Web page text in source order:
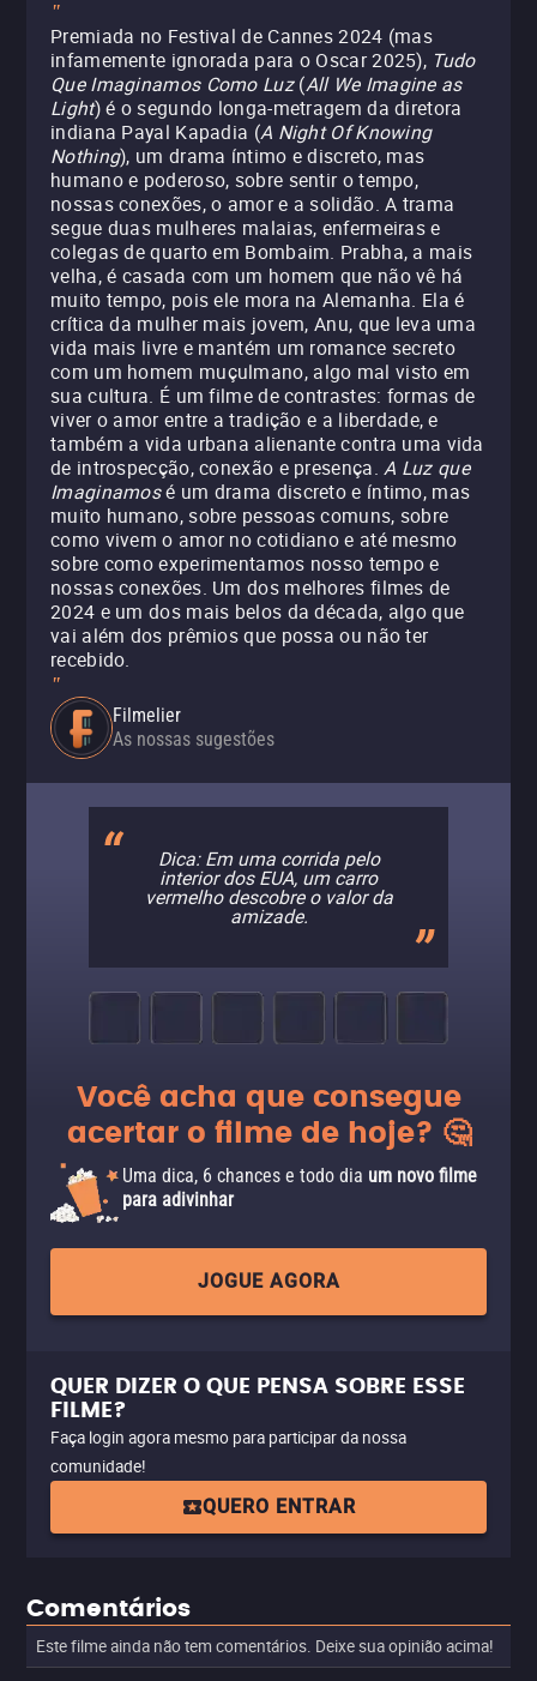
"
Premiada no Festival de Cannes 2024 (mas
infamemente ignorada para o Oscar 2025), Tudo
Que Imaginamos Como Luz(All We Imagine as
Light) é o segundo longa-metragem da diretora
indiana Payal Kapadia (A Night Of Knowing
Nothing), um drama íntimo e discreto, mas
humano e poderoso, sobre sentir o tempo,
nossas conexões, o amor e a solidão. A trama
segue duas mulheres malaias, enfermeiras e
colegas de quarto em Bombaim. Prabha, a mais
velha, é casada com um homem que não vê há
muito tempo, pois ele mora na Alemanha. Ela é
crítica da mulher mais jovem, Anu, que leva uma
vida mais livre e mantém um romance secreto
com um homem muçulmano, algo mal visto em
sua cultura. É um filme de contrastes: formas de
viver o amor entre a tradição e a liberdade, e
também a vida urbana alienante contra uma vida
de introspecção, conexão e presença.A Luz que
Imaginamosé um drama discreto e íntimo, mas
muito humano, sobre pessoas comuns, sobre
como vivem o amor no cotidiano e até mesmo
sobre como experimentamos nosso tempo e
nossas conexões. Um dos melhores filmes de
2024 e um dos mais belos da década, algo que
vai além dos prêmios que possa ou não ter
recebido.
"
Filmelier
As nossas sugestões
Dica: Em uma corrida pelo
interior dos EUA, um carro
vermelho descobre o valor da
amizade.
Você acha que consegue
acertar o filme de hoje? 🤔
Uma dica, 6 chances e todo dia um novo filme
para adivinhar
JOGUE AGORA
QUER DIZER O QUE PENSA SOBRE ESSE
FILME?
Faça login agora mesmo para participar da nossa
comunidade!
QUERO ENTRAR
Comentários
Este filme ainda não tem comentários. Deixe sua opinião acima!